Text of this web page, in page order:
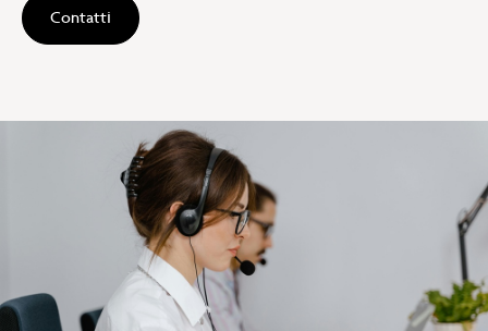
Contatti